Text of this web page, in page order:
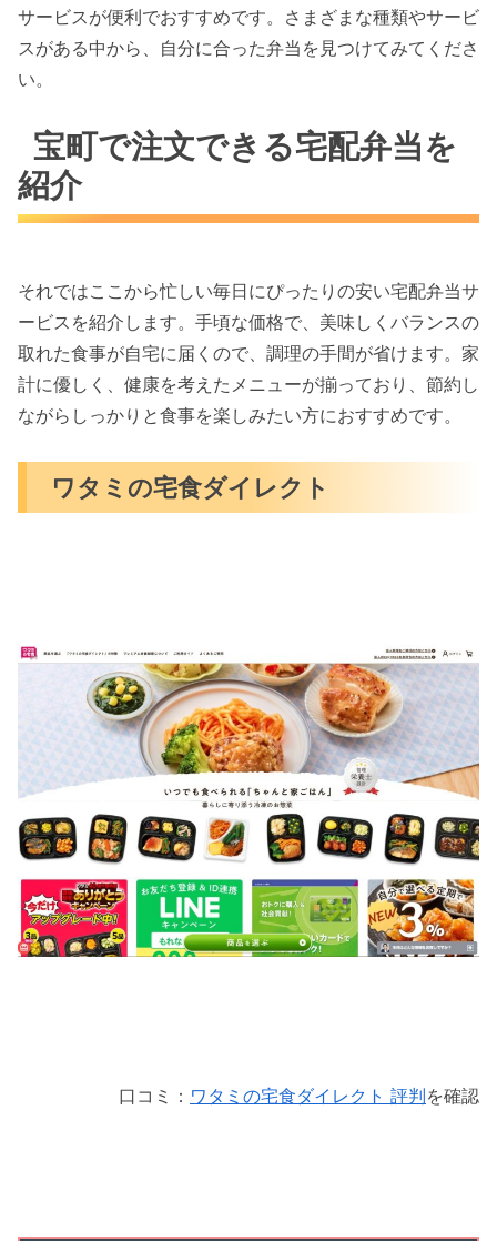
サービスが便利でおすすめです。さまざまな種類やサービ
スがある中から、自分に合った弁当を見つけてみてくださ
い。
宝町で注文できる宅配弁当を
紹介
それではここから忙しい毎日にぴったりの安い宅配弁当サ
ービスを紹介します。手頃な価格で、美味しくバランスの
取れた食事が自宅に届くので、調理の手間が省けます。家
計に優しく、健康を考えたメニューが揃っており、節約し
ながらしっかりと食事を楽しみたい方におすすめです。
ワタミの宅食ダイレクト
口コミ： ワタミの宅食ダイレクト 評判を確認